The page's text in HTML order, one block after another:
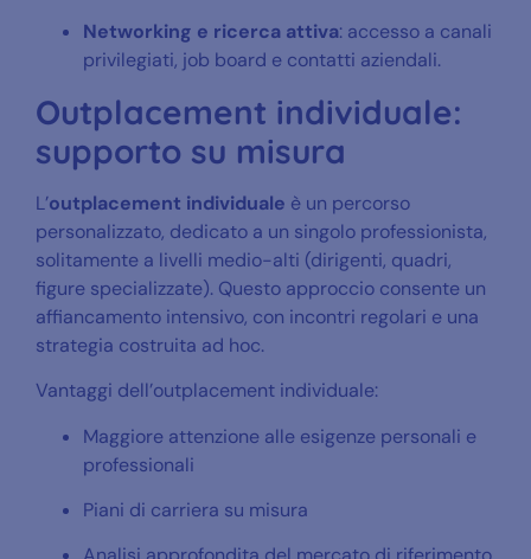
Networking e ricerca attiva: accesso a canali
privilegiati, job board e contatti aziendali.
Outplacement individuale:
supporto su misura
L’outplacement individuale è un percorso
personalizzato, dedicato a un singolo professionista,
solitamente a livelli medio-alti (dirigenti, quadri,
figure specializzate). Questo approccio consente un
affiancamento intensivo, con incontri regolari e una
strategia costruita ad hoc.
Vantaggi dell’outplacement individuale:
Maggiore attenzione alle esigenze personali e
professionali
Piani di carriera su misura